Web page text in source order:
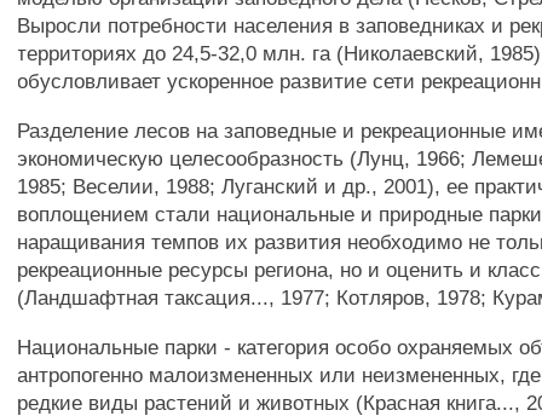
Выросли потребности населения в заповедниках и
территориях до 24,5-32,0 млн. га (Николаевский,
обусловливает ускоренное развитие сети
Разделение лесов на заповедные и рекреационные
экономическую целесообразность (Лунц, 1966;
1985; Веселии, 1988; Луганский и др., 2001), ее
воплощением стали национальные и природные
наращивания темпов их развития необходимо не
рекреационные ресурсы региона, но и оценить и
(Ландшафтная таксация..., 1977; Котляров, 1978;
Национальные парки - категория особо охраняемых
антропогенно малоизмененных или неизмененных,
редкие виды растений и животных (Красная книга...,